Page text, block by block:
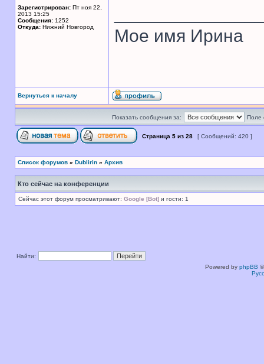
Зарегистрирован: Пт ноя 22,
2013 15:25
Сообщения: 1252
Откуда: Нижний Новгород
Мое имя Ирина
Вернуться к началу
Показать сообщения за: Поле
Страница 5 из 28 [ Сообщений: 420 ]
Список форумов » Dublirin » Архив
Кто сейчас на конференции
Сейчас этот форум просматривают: Google [Bot] и гости: 1
Найти:
Powered by phpBB